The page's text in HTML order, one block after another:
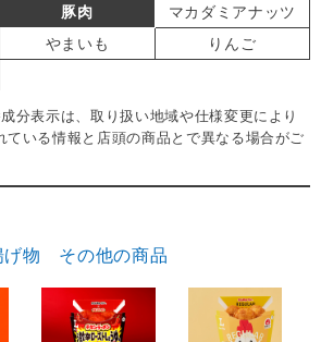
豚肉
マカダミアナッツ
やまいも
りんご
分表示は、取り扱い地域や仕様変更により
ている情報と店頭の商品とで異なる場合がご
げ物 その他の商品